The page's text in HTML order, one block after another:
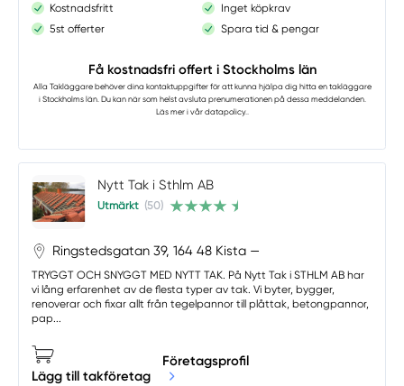
Kostnadsfritt
Inget köpkrav
5st offerter
Spara tid & pengar
Få kostnadsfri offert i Stockholms län
Alla Takläggarebehöver dina kontaktuppgifter för att kunna hjälpa dig hitta en takläggare
i Stockholms län. Du kan när som helst avsluta prenumerationen på dessa meddelanden.
Läs mer i vår datapolicy..
Nytt Tak i Sthlm AB
Utmärkt (50)
Ringstedsgatan 39, 164 48 Kista —
TRYGGT OCH SNYGGT MED NYTT TAK. På Nytt Tak i STHLM AB har
vi lång erfarenhet av de flesta typer av tak. Vi byter, bygger,
renoverar och fixar allt från tegelpannor till plåttak, betongpannor,
pap...
Lägg till takföretag
Företagsprofil